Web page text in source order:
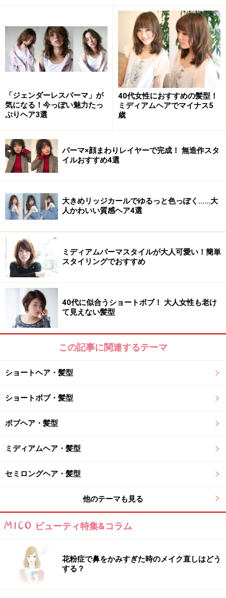
まうことが多いので、ツンツン短く立ってしまう髪も深
め前髪でカバーできますよ。また前髪から顔まわりにか
けてサイドバングを作ることで、髪が邪魔になって耳掛
けをしたときも画像のスタイルのように自然で小顔な印
象になれます。
毛先のワンカールはデジタルパーマをかけることで自分
でも簡単に再現できますし、伸びてきてもハネにくいの
でおすすめですよ。
おすすめショートヘア2. 前髪・パーマなし
カジュアルショートボブ
前髪なしパーマなしカジュアルショートボブ
前髪を作らないことで邪魔になるときは耳にかけたり、
ハーフアップで簡単にまとめることもできます。ブロー
もブラシをつかわずに、てぐしでかきあげるようにラフ
にドライするだけで簡単にスタイリングできます。カジ
ュアルでヘルシーな印象にしたい方におすすめのスタイ
ルです。
おすすめショートヘア3. 無造作ウェーブの
ゆるカジュショートボブ
無造作ウェーブのフェミニンショートボブ
髪をショートにすると、シャンプーや乾かすのは時短に
なるものの、意外と朝の寝ぐせ直しや、スタイリングに
手間をとることも多いんです。
そこで、朝のスタイリングが楽ちんな無造作ウェーブを
かけるのがおすすめ。うねりやクセが気になる方にうれ
ートに仕上がります！
Hair&make:添田 晃正
Photo:添田 晃正
「ジェンダーレスパーマ」が
気になる！今っぽい魅力たっ
ぷりヘア3選
40代女性におすすめの髪型！
ミディアムヘアでマイナス5
歳
パーマ×顔まわりレイヤーで完成！ 無造作スタ
イルおすすめ4選
大きめリッジカールでゆるっと色っぽく……大
人かわいい質感ヘア4選
ミディアムパーマスタイルが大人可愛い！簡単
スタイリングでおすすめ
40代に似合うショートボブ！ 大人女性も老け
て見えない髪型
この記事に関連するテーマ
ショートヘア・髪型
ショートボブ・髪型
ボブヘア・髪型
ミディアムヘア・髪型
セミロングヘア・髪型
他のテーマも見る
ビューティ特集&コラム
花粉症で鼻をかみすぎた時のメイク直しはどう
する？